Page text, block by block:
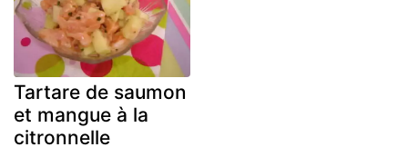
Tartare de saumon
et mangue à la
citronnelle